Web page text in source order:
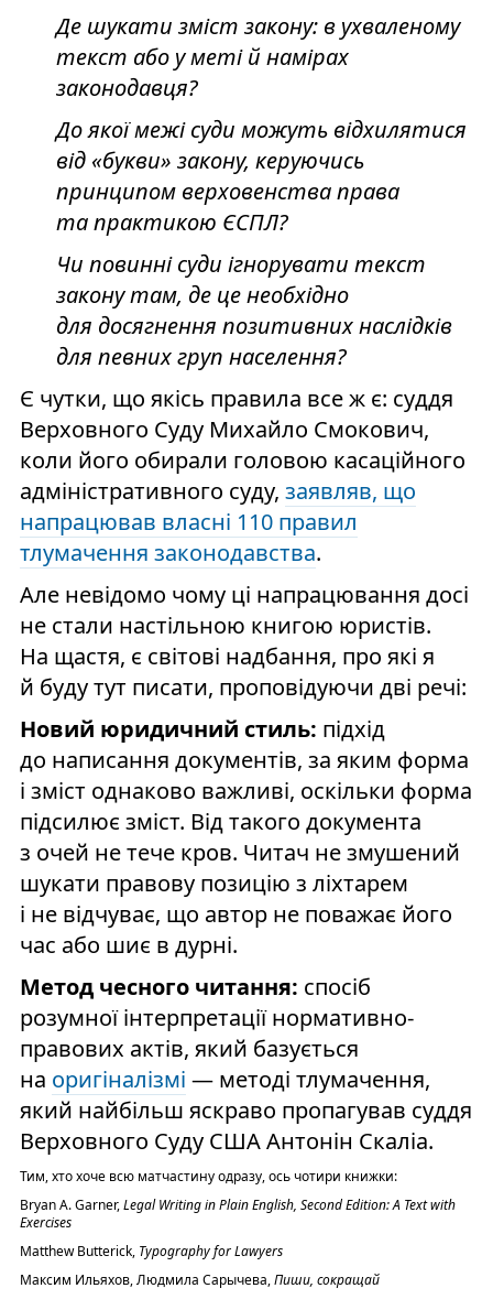
Де шукати зміст закону: в ухваленому
текст або у меті й намірах
законодавця?
До якої межі суди можуть відхилятися
від «букви» закону, керуючись
принципом верховенства права
та практикою ЄСПЛ?
Чи повинні суди ігнорувати текст
закону там, де це необхідно
для досягнення позитивних наслідків
для певних груп населення?
Є чутки, що якісь правила все ж є: суддя
Верховного Суду Михайло Смокович,
коли його обирали головою касаційного
адміністративного суду, заявляв, що
напрацював власні 110 правил
тлумачення законодавства.
Але невідомо чому ці напрацювання досі
не стали настільною книгою юристів.
На щастя, є світові надбання, про які я
й буду тут писати, проповідуючи дві речі:
Новий юридичний стиль: підхід
до написання документів, за яким форма
і зміст однаково важливі, оскільки форма
підсилює зміст. Від такого документа
з очей не тече кров. Читач не змушений
шукати правову позицію з ліхтарем
і не відчуває, що автор не поважає його
час або шиє в дурні.
Метод чесного читання: спосіб
розумної інтерпретації нормативно-
правових актів, який базується
на оригіналізмі — методі тлумачення,
який найбільш яскраво пропагував суддя
Верховного Суду США Антонін Скаліа.
Тим, хто хоче всю матчастину одразу, ось чотири книжки:
Bryan A. Garner,Legal Writing in Plain English, Second Edition: A Text with
Exercises
Matthew Butterick, Typography for Lawyers
Максим Ильяхов, Людмила Сарычева,Пиши, сокращай